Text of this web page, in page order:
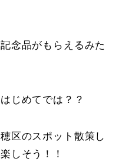
念品がもらえるみた
じめてでは？？
区のスポット散策し
しそう！！